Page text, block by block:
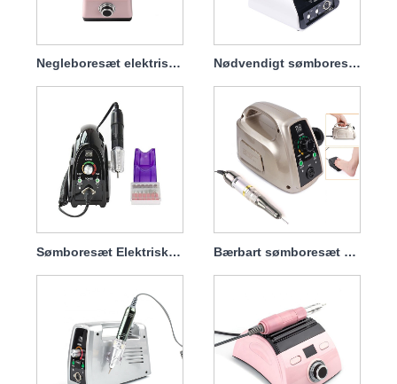
Negleboresæt elektrisk til fjernelse af gellak 65w 35000rpm Nødvendigt sømboresæt Elektrisk 65w 35000rpm
Sømboresæt Elektrisk til at fjerne Dip 65w 35000rpm Bærbart sømboresæt elektrisk med kraftig motor 65w 35000rpm